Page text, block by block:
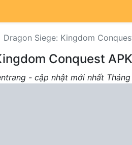
Dragon Siege: Kingdom
Conquest
- cập nhật mới nhất